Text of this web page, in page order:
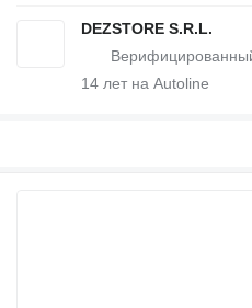
DEZSTORE S.R.L.
14 лет на Autoline